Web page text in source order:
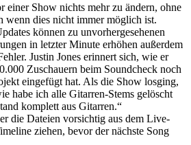
einer Show nichts mehr zu ändern, ohne
wenn dies nicht immer möglich ist.
können zu unvorhergesehenen
in letzter Minute erhöhen außerdem
Justin Jones erinnert sich, wie er
Zuschauern beim Soundcheck noch
eingefügt hat. Als die Show losging,
habe ich alle Gitarren-Stems gelöscht
komplett aus Gitarren.“
die Dateien vorsichtig aus dem Live-
ziehen, bevor der nächste Song